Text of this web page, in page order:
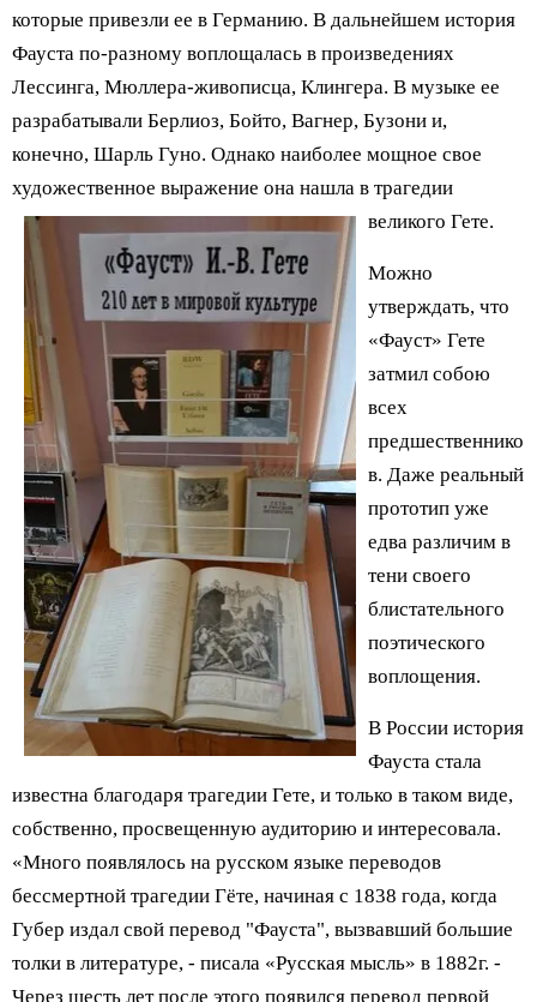
которые привезли ее в Германию. В дальнейшем история
Фауста по-разному воплощалась в произведениях
Лессинга, Мюллера-живописца, Клингера. В музыке ее
разрабатывали Берлиоз, Бойто, Вагнер, Бузони и,
конечно, Шарль Гуно. Однако наиболее мощное свое
художественное выражение она нашла в трагедии
великого Гете.
Можно
утверждать, что
«Фауст» Гете
затмил собою
всех
предшественнико
в. Даже реальный
прототип уже
едва различим в
тени своего
блистательного
поэтического
воплощения.
В России история
Фауста стала
известна благодаря трагедии Гете, и только в таком виде,
собственно, просвещенную аудиторию и интересовала.
«Много появлялось на русском языке переводов
бессмертной трагедии Гёте, начиная с 1838 года, когда
Губер издал свой перевод "Фауста", вызвавший большие
толки в литературе, - писала «Русская мысль» в 1882г. -
Через шесть лет после этого появился перевод первой